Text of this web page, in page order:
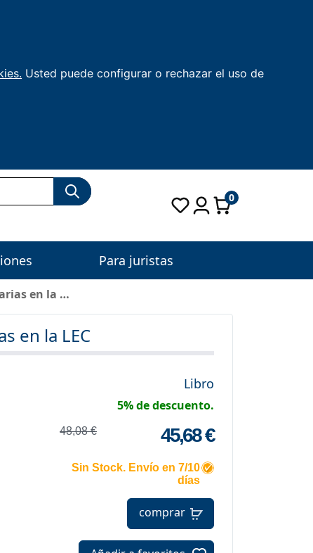
Usted puede configurar o rechazar el uso de
0
Para juristas
en la …
en la LEC
Libro
5% de descuento.
48,08 € 45,68 €
Sin Stock. Envío en 7/10
días
comprar